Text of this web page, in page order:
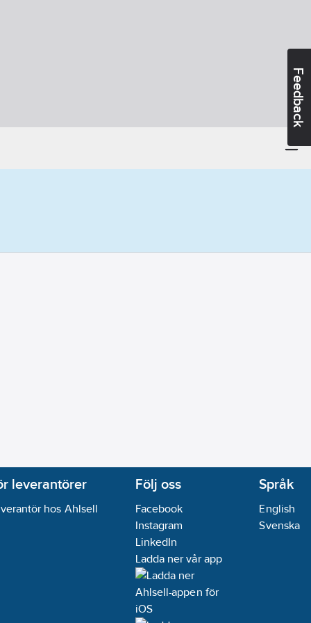
Feedback
leverantörer
hos Ahlsell
Följ oss
Facebook
Instagram
LinkedIn
Ladda ner vår app
Språk
English
Svenska